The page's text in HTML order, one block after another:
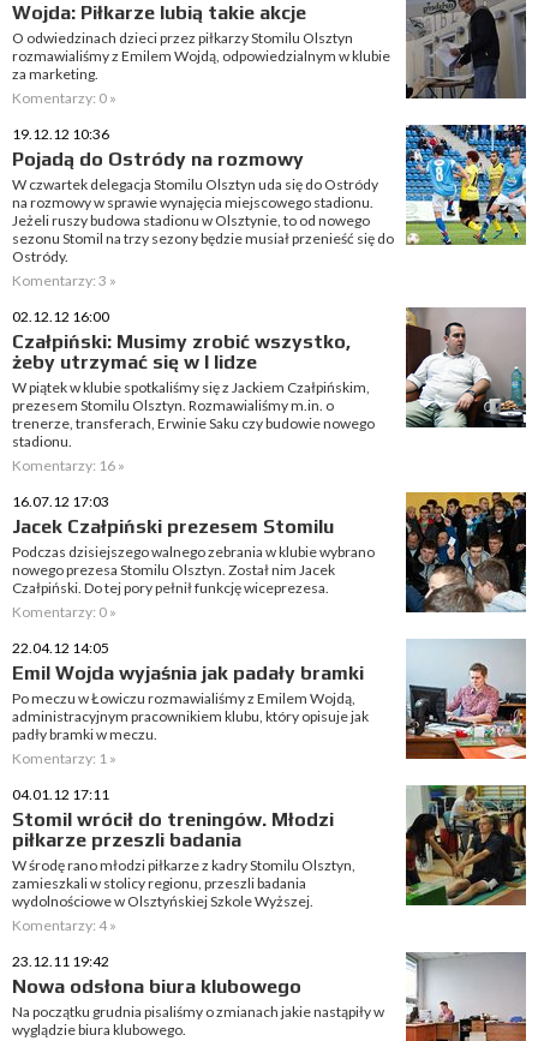
Wojda: Piłkarze lubią takie akcje
O odwiedzinach dzieci przez piłkarzy Stomilu Olsztyn
rozmawialiśmy z Emilem Wojdą, odpowiedzialnym w klubie
za marketing.
Komentarzy: 0 »
19.12.12 10:36
Pojadą do Ostródy na rozmowy
W czwartek delegacja Stomilu Olsztyn uda się do Ostródy
na rozmowy w sprawie wynajęcia miejscowego stadionu.
Jeżeli ruszy budowa stadionu w Olsztynie, to od nowego
sezonu Stomil na trzy sezony będzie musiał przenieść się do
Ostródy.
Komentarzy: 3 »
02.12.12 16:00
Czałpiński: Musimy zrobić wszystko,
żeby utrzymać się w I lidze
W piątek w klubie spotkaliśmy się z Jackiem Czałpińskim,
prezesem Stomilu Olsztyn. Rozmawialiśmy m.in. o
trenerze, transferach, Erwinie Saku czy budowie nowego
stadionu.
Komentarzy: 16 »
16.07.12 17:03
Jacek Czałpiński prezesem Stomilu
Podczas dzisiejszego walnego zebrania w klubie wybrano
nowego prezesa Stomilu Olsztyn. Został nim Jacek
Czałpiński. Do tej pory pełnił funkcję wiceprezesa.
Komentarzy: 0 »
22.04.12 14:05
Emil Wojda wyjaśnia jak padały bramki
Po meczu w Łowiczu rozmawialiśmy z Emilem Wojdą,
administracyjnym pracownikiem klubu, który opisuje jak
padły bramki w meczu.
Komentarzy: 1 »
04.01.12 17:11
Stomil wrócił do treningów. Młodzi
piłkarze przeszli badania
W środę rano młodzi piłkarze z kadry Stomilu Olsztyn,
zamieszkali w stolicy regionu, przeszli badania
wydolnościowe w Olsztyńskiej Szkole Wyższej.
Komentarzy: 4 »
23.12.11 19:42
Nowa odsłona biura klubowego
Na początku grudnia pisaliśmy o zmianach jakie nastąpiły w
wyglądzie biura klubowego.